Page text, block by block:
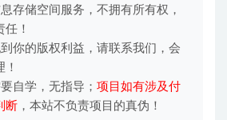
存储空间服务，不拥有所有权，
！
你的版权利益，请联系我们，会
自学，无指导； 项目如有涉及付
断 ，本站不负责项目的真伪！